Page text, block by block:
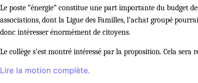
Le poste “énergie” constitue une part importante du budget
associations, dont la Ligue des Familles, l’achat groupé
donc intéresser énormément de citoyens.
Le collège s’est montré intéressé par la proposition. Cela sera
Lire la motion complète.